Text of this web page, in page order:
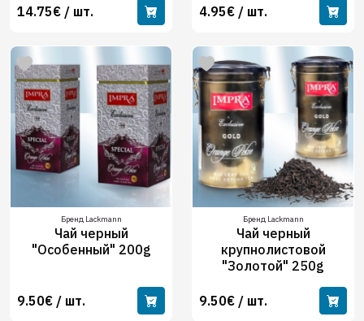
14.75€ / шт. 4.95€ / шт.
Бренд Lackmann
Чай черный
"Особенный" 200g
9.50€ / шт.
Бренд Lackmann
Чай черный
крупнолистовой
"Золотой" 250g
9.50€ / шт.